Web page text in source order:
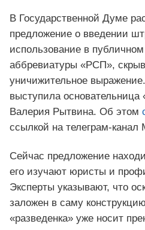
В Государственной Думе
предложение о введении
использование в
аббревиатуры «РСП»,
уничижительное
выступила основательница
Валерия Рытвина. Об этом
ссылкой на телеграм-канал
Сейчас предложение
его изучают юристы и
Эксперты указывают, что
заложен в саму
«разведенка» уже носит